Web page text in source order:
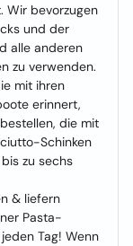
Wir bevorzugen
und der
alle anderen
zu verwenden.
mit ihren
erinnert,
die mit
Schinken
zu sechs
& liefern
Pasta-
Tag! Wenn